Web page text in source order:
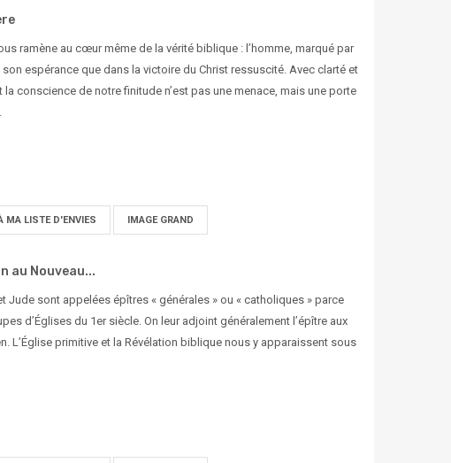
ramène au cœur même de la vérité biblique : l’homme, marqué par
espérance que dans la victoire du Christ ressuscité. Avec clarté et
conscience de notre finitude n’est pas une menace, mais une porte
MA LISTE D'ENVIES IMAGE GRAND
au Nouveau...
Jude sont appelées épîtres « générales » ou « catholiques » parce
d’Églises du 1er siècle. On leur adjoint généralement l’épître aux
L’Église primitive et la Révélation biblique nous y apparaissent sous